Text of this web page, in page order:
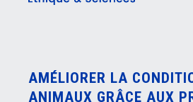
AMÉLIORER LA
ANIMAUX GRÂCE AUX